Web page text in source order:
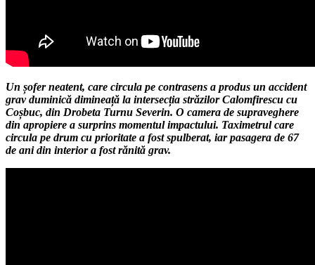
Un șofer neatent, care circula pe contrasens a produs un accident
grav duminică dimineață la intersecția străzilor Calomfirescu cu
Coșbuc, din Drobeta Turnu Severin. O camera de supraveghere
din apropiere a surprins momentul impactului. Taximetrul care
circula pe drum cu prioritate a fost spulberat, iar pasagera de 67
de ani din interior a fost rănită grav.